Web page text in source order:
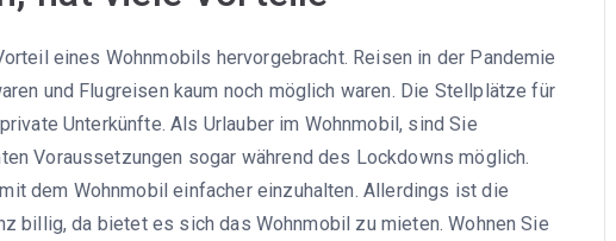
eines Wohnmobils hervorgebracht. Reisen in der Pandemie
und Flugreisen kaum noch möglich waren. Die Stellplätze für
Unterkünfte. Als Urlauber im Wohnmobil, sind Sie
Voraussetzungen sogar während des Lockdowns möglich.
dem Wohnmobil einfacher einzuhalten. Allerdings ist die
billig, da bietet es sich das Wohnmobil zu mieten. Wohnen Sie